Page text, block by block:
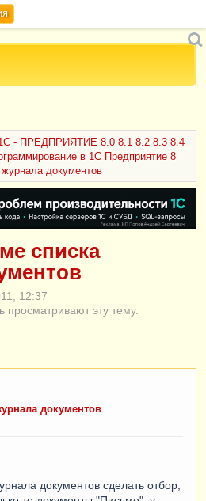
- ПРЕДПРИЯТИЕ 8.0 8.1 8.2 8.3 8.4
в 1С Предприятие 8
документов
списка
12:37
просматривают эту тему.
документов
документов сделать отбор,